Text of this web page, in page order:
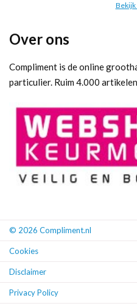
Bekijk
Over ons
Compliment is de online
particulier. Ruim 4.000
© 2026 Compliment.nl
Cookies
Disclaimer
Privacy Policy